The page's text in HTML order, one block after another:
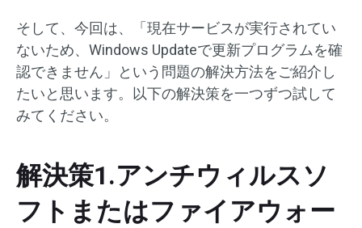
そして、今回は、「現在サービスが実行されてい
ないため、Windows Updateで更新プログラムを確
認できません」という問題の解決方法をご紹介し
たいと思います。以下の解決策を一つずつ試して
みてください。
解決策1.アンチウィルスソ
フトまたはファイアウォー